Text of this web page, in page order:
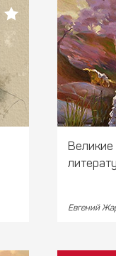
Великие
Евгений